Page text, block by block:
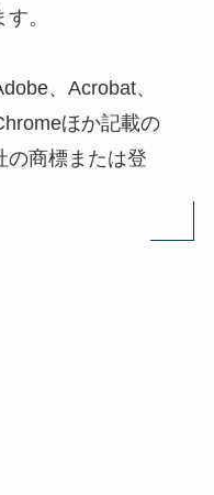
。
、Acrobat、
ほか記載の
の商標または登